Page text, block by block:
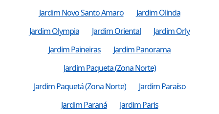
Jardim Novo Santo Amaro
Jardim Olinda
Jardim Olympia
Jardim Oriental
Jardim Orly
Jardim Paineiras
Jardim Panorama
Jardim Paqueta (Zona Norte)
Jardim Paquetá (Zona Norte)
Jardim Paraíso
Jardim Paraná
Jardim Paris